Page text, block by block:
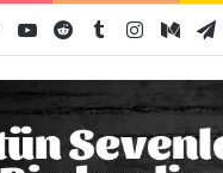
LinkedInYouTubeRedditTumblrInstagram